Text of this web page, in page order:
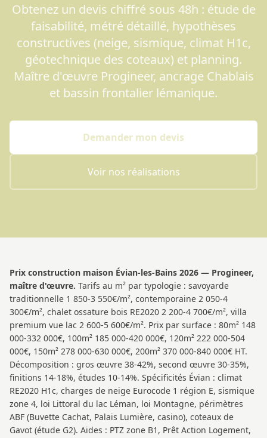
Obtenez un devis chiffré sous 48h : étude de
faisabilité, métré détaillé, hypothèses
constructives (neige, sismique, climat H1c,
géotechnique des coteaux) et planning.
Maître d'œuvre Progineer, ancrage Chablais
et bassin frontalier lémanique.
Demander mon devis
Voir nos réalisations
Prix construction maison Évian-les-Bains 2026 — Progineer,
maître d'œuvre. Tarifs au m² par typologie : savoyarde
traditionnelle 1 850-3 550€/m², contemporaine 2 050-4
300€/m², chalet ossature bois RE2020 2 200-4 700€/m², villa
premium vue lac 2 600-5 600€/m². Prix par surface : 80m² 148
000-332 000€, 100m² 185 000-420 000€, 120m² 222 000-504
000€, 150m² 278 000-630 000€, 200m² 370 000-840 000€ HT.
Décomposition : gros œuvre 38-42%, second œuvre 30-35%,
finitions 14-18%, études 10-14%. Spécificités Évian : climat
RE2020 H1c, charges de neige Eurocode 1 région E, sismique
zone 4, loi Littoral du lac Léman, loi Montagne, périmètres
ABF (Buvette Cachat, Palais Lumière, casino), coteaux de
Gavot (étude G2). Aides : PTZ zone B1, Prêt Action Logement,